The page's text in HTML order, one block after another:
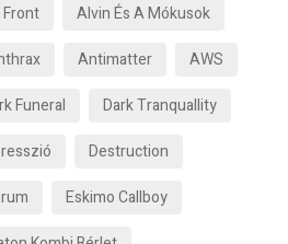
Alvin És A Mókusok
Antimatter
AWS
Funeral
Dark Tranquallity
Destruction
Eskimo Callboy